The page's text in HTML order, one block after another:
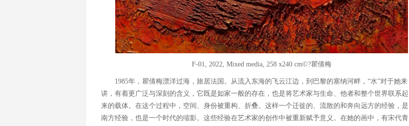
F-01, 2022, Mixed media, 258 x240 cm©?瞿倩梅
1985年，瞿倩梅漂洋过海，旅居法国。从流入东海的飞云江边，到巴黎的塞纳河畔，“水”对于她来
讲，有着更广泛与深刻的含义，它既是如家一般的存在，也是将艺术家与生命、他者和整个世界联系起
来的载体。在这个过程中，空间、身份被重构、折叠。这样一个迁徙的、流散的和奔向远方的经验，是
南方经验，也是一个时代的缩影。这些经验在艺术家的创作中被重新赋予意义。在她的画中，有宋代青